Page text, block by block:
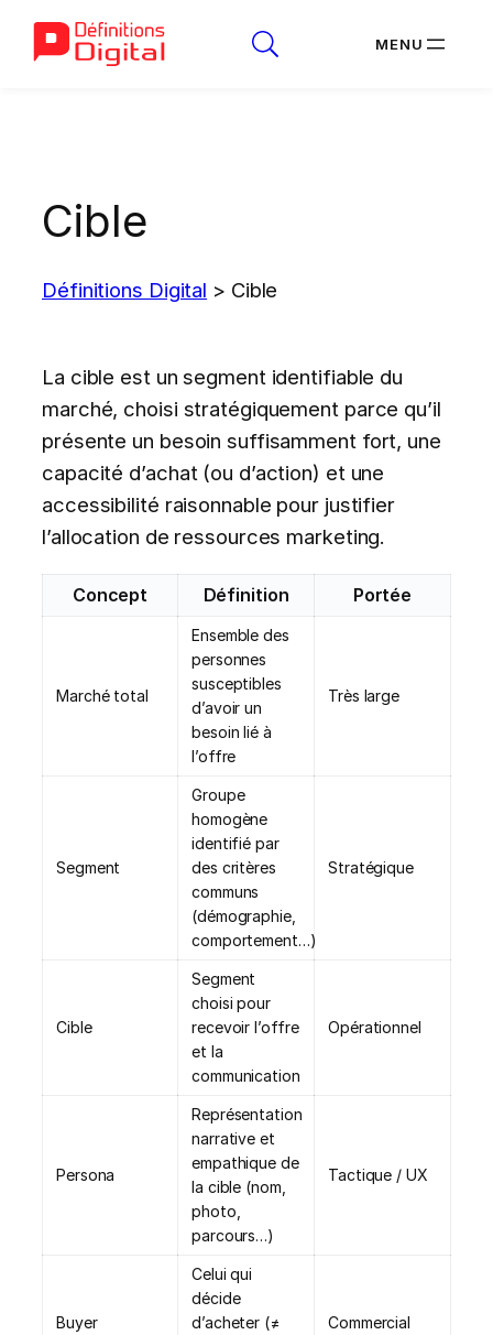
Cible
Définitions Digital > Cible
La cible est un segment identifiable du
marché, choisi stratégiquement parce qu’il
présente un besoin suffisamment fort, une
capacité d’achat (ou d’action) et une
accessibilité raisonnable pour justifier
l’allocation de ressources marketing.
Concept Définition Portée
Marché total
Ensemble des
personnes
susceptibles
d’avoir un
besoin lié à
l’offre
Très large
Segment
Groupe
homogène
identifié par
des critères
communs
(démographie,
comportement…)
Stratégique
Cible
Segment
choisi pour
recevoir l’offre
et la
communication
Opérationnel
Persona
Représentation
narrative et
empathique de
la cible (nom,
photo,
parcours…)
Tactique / UX
Buyer
Celui qui
décide
d’acheter (≠
Commercial